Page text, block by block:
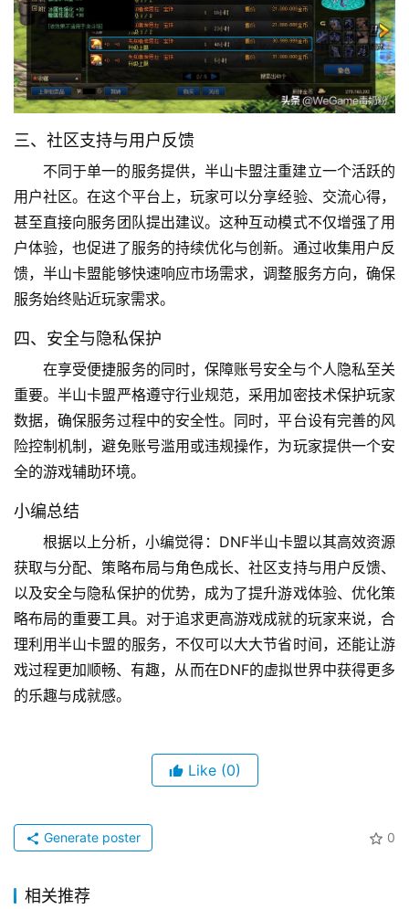
三、社区支持与用户反馈
不同于单一的服务提供，半山卡盟注重建立一个活跃的
用户社区。在这个平台上，玩家可以分享经验、交流心得，
甚至直接向服务团队提出建议。这种互动模式不仅增强了用
户体验，也促进了服务的持续优化与创新。通过收集用户反
馈，半山卡盟能够快速响应市场需求，调整服务方向，确保
服务始终贴近玩家需求。
四、安全与隐私保护
在享受便捷服务的同时，保障账号安全与个人隐私至关
重要。半山卡盟严格遵守行业规范，采用加密技术保护玩家
数据，确保服务过程中的安全性。同时，平台设有完善的风
险控制机制，避免账号滥用或违规操作，为玩家提供一个安
全的游戏辅助环境。
小编总结
根据以上分析，小编觉得：DNF半山卡盟以其高效资源
获取与分配、策略布局与角色成长、社区支持与用户反馈、
以及安全与隐私保护的优势，成为了提升游戏体验、优化策
略布局的重要工具。对于追求更高游戏成就的玩家来说，合
理利用半山卡盟的服务，不仅可以大大节省时间，还能让游
戏过程更加顺畅、有趣，从而在DNF的虚拟世界中获得更多
的乐趣与成就感。
Like (0)
0
Generate poster
相关推荐